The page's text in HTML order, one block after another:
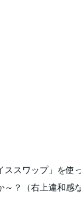
スワップ」を
？（右上違和感